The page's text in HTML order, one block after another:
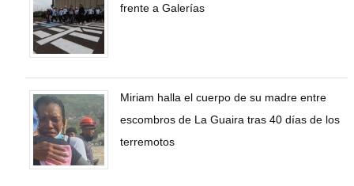
frente a Galerías
Miriam halla el cuerpo de su madre entre
escombros de La Guaira tras 40 días de los
terremotos